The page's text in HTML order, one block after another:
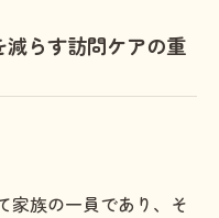
らす訪問ケアの重
家族の一員であり、そ